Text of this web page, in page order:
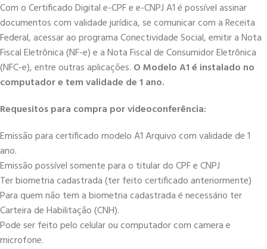
Com o Certificado Digital e-CPF e e-CNPJ A1 é possível assinar
documentos com validade jurídica, se comunicar com a Receita
Federal, acessar ao programa Conectividade Social, emitir a Nota
Fiscal Eletrônica (NF-e) e a Nota Fiscal de Consumidor Eletrônica
(NFC-e), entre outras aplicações. O Modelo A1 é instalado no
computador e tem validade de 1 ano.
Requesitos para compra por videoconferência:
Emissão para certificado modelo A1 Arquivo com validade de 1
ano.
Emissão possível somente para o titular do CPF e CNPJ
Ter biometria cadastrada (ter feito certificado anteriormente)
Para quem não tem a biometria cadastrada é necessário ter
Carteira de Habilitação (CNH).
Pode ser feito pelo celular ou computador com camera e
microfone.